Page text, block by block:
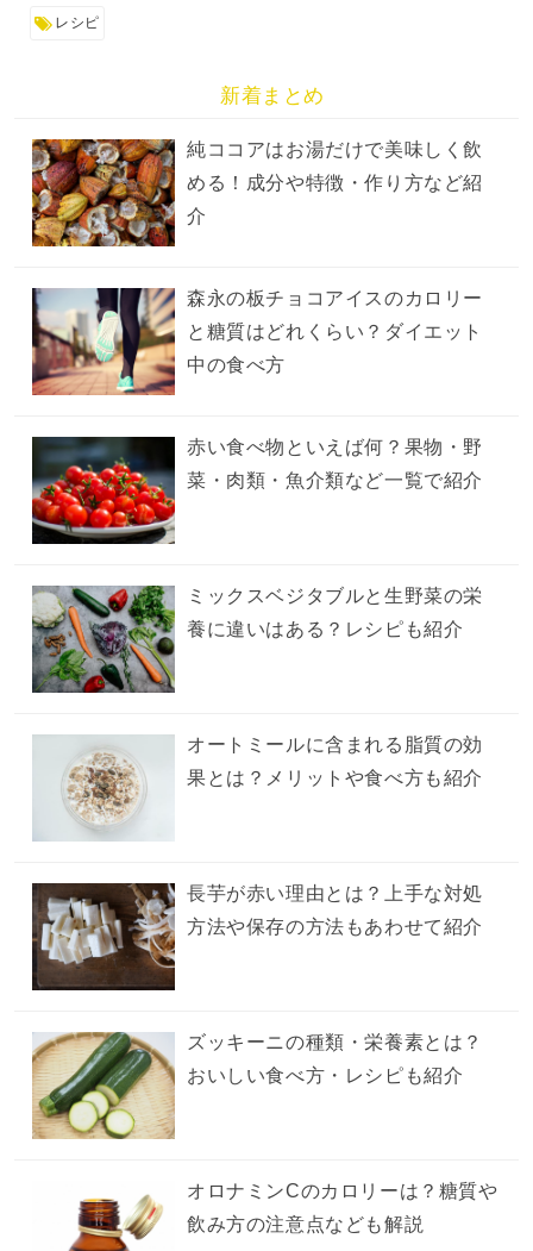
レシピ
新着まとめ
純ココアはお湯だけで美味しく飲
める！成分や特徴・作り方など紹
介
森永の板チョコアイスのカロリー
と糖質はどれくらい？ダイエット
中の食べ方
赤い食べ物といえば何？果物・野
菜・肉類・魚介類など一覧で紹介
ミックスベジタブルと生野菜の栄
養に違いはある？レシピも紹介
オートミールに含まれる脂質の効
果とは？メリットや食べ方も紹介
長芋が赤い理由とは？上手な対処
方法や保存の方法もあわせて紹介
ズッキーニの種類・栄養素とは？
おいしい食べ方・レシピも紹介
オロナミンCのカロリーは？糖質や
飲み方の注意点なども解説